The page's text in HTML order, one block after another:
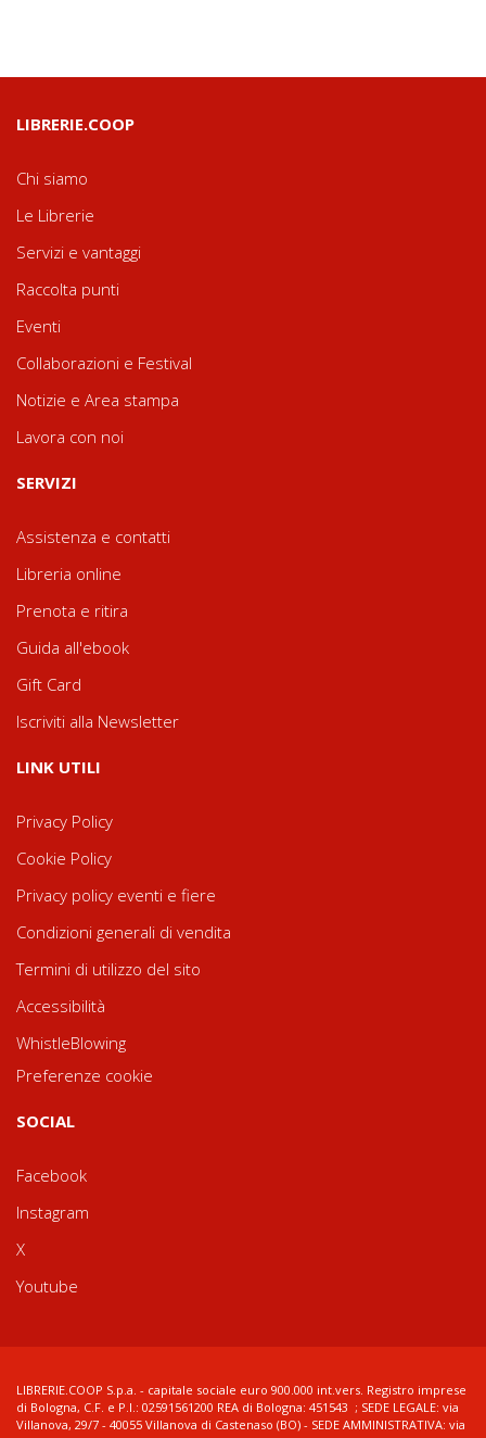
LIBRERIE.COOP
Chi siamo
Le Librerie
Servizi e vantaggi
Raccolta punti
Eventi
Collaborazioni e Festival
Notizie e Area stampa
Lavora con noi
SERVIZI
Assistenza e contatti
Libreria online
Prenota e ritira
Guida all'ebook
Gift Card
Iscriviti alla Newsletter
LINK UTILI
Privacy Policy
Cookie Policy
Privacy policy eventi e fiere
Condizioni generali di vendita
Termini di utilizzo del sito
Accessibilità
WhistleBlowing
Preferenze cookie
SOCIAL
Facebook
Instagram
X
Youtube
LIBRERIE.COOP S.p.a. - capitale sociale euro 900.000 int.vers. Registro imprese
di Bologna, C.F. e P.I.: 02591561200 REA di Bologna: 451543 ; SEDE LEGALE: via
Villanova, 29/7 - 40055 Villanova di Castenaso (BO) - SEDE AMMINISTRATIVA: via